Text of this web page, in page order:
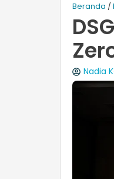
Beranda /
Nadia